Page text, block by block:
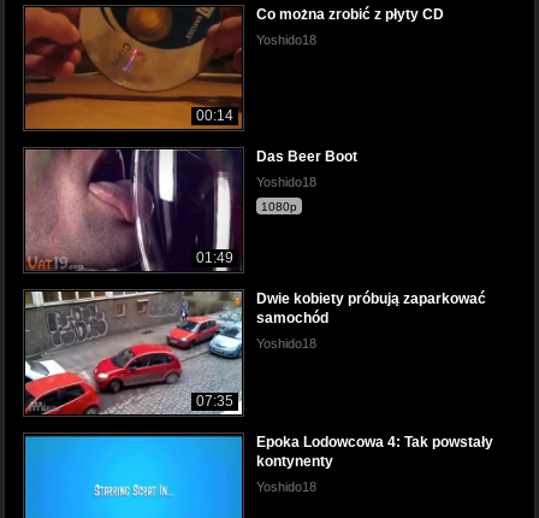
00:14
Co można zrobić z płyty CD
Yoshido18
01:49
Das Beer Boot
Yoshido18
1080p
07:35
Dwie kobiety próbują zaparkować
samochód
Yoshido18
Epoka Lodowcowa 4: Tak powstały
kontynenty
Yoshido18